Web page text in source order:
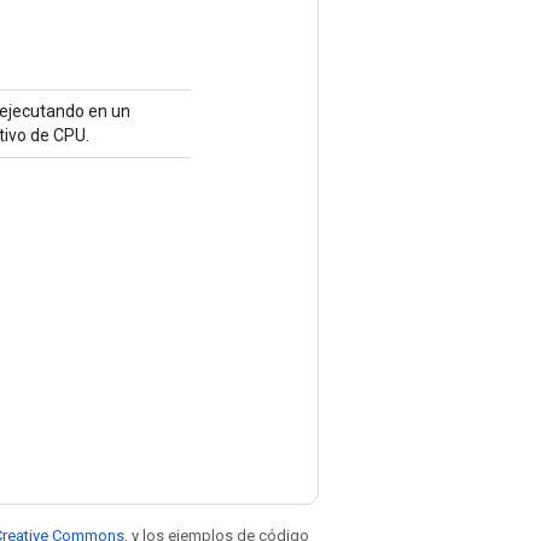
en un
de CPU.
Commons , y los ejemplos de código